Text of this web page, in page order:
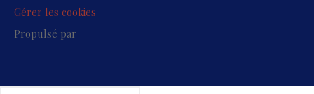
Gérer les cookies
Propulsé par